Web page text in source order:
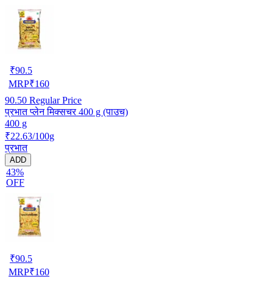
₹90.5
MRP₹160
90.50 Regular Price
प्रभात प्लेन मिक्सचर 400 g (पाउच)
400 g
₹22.63/100g
प्रभात
ADD
43%
OFF
₹90.5
MRP₹160